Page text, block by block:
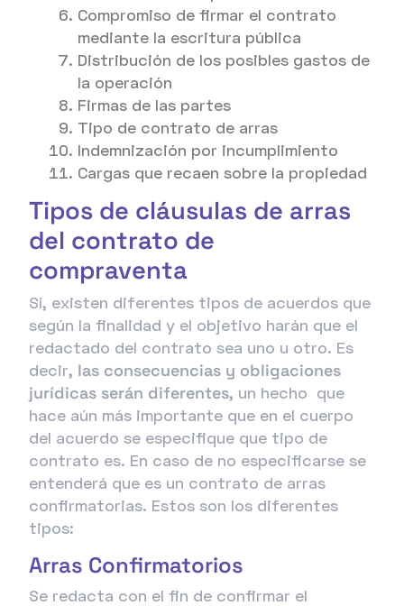
Compromiso de firmar el contrato
mediante la escritura pública
Distribución de los posibles gastos de
la operación
Firmas de las partes
Tipo de contrato de arras
Indemnización por incumplimiento
Cargas que recaen sobre la propiedad
Tipos de cláusulas de arras
del contrato de
compraventa
Sí, existen diferentes tipos de acuerdos que
según la finalidad y el objetivo harán que el
redactado del contrato sea uno u otro. Es
decir, las consecuencias y obligaciones
jurídicas serán diferentes, un hecho que
hace aún más importante que en el cuerpo
del acuerdo se especifique que tipo de
contrato es. En caso de no especificarse se
entenderá que es un contrato de arras
confirmatorias. Estos son los diferentes
tipos:
Arras Confirmatorios
Se redacta con el fin de confirmar el